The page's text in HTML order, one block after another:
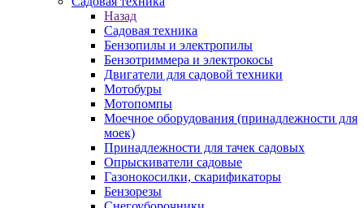
Назад
Садовая техника
Бензопилы и электропилы
Бензотриммера и электрокосы
Двигатели для садовой техники
Мотобуры
Мотопомпы
Моечное оборудования (принадлежности для
моек)
Принадлежности для тачек садовых
Опрыскиватели садовые
Газонокосилки, скарификаторы
Бензорезы